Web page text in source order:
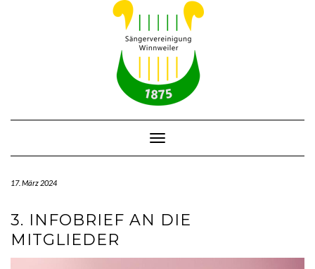
Toggle Navigation
17. März 2024
3. INFOBRIEF AN DIE
MITGLIEDER